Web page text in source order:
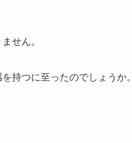
せん。
持つに至ったのでしょうか。